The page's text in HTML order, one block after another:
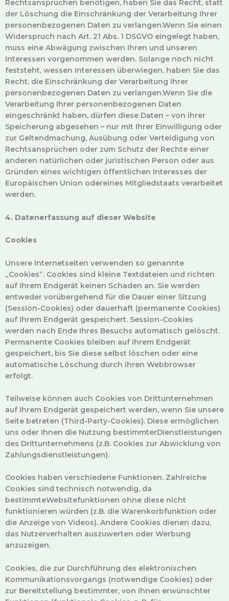
Rechtsansprüchen benötigen, haben Sie das Recht, statt
der Löschung die Einschränkung der Verarbeitung Ihrer
personenbezogenen Daten zu verlangen.Wenn Sie einen
Widerspruch nach Art. 21 Abs. 1 DSGVO eingelegt haben,
muss eine Abwägung zwischen Ihren und unseren
Interessen vorgenommen werden. Solange noch nicht
feststeht, wessen Interessen überwiegen, haben Sie das
Recht, die Einschränkung der Verarbeitung Ihrer
personenbezogenen Daten zu verlangen.Wenn Sie die
Verarbeitung Ihrer personenbezogenen Daten
eingeschränkt haben, dürfen diese Daten – von ihrer
Speicherung abgesehen – nur mit Ihrer Einwilligung oder
zur Geltendmachung, Ausübung oder Verteidigung von
Rechtsansprüchen oder zum Schutz der Rechte einer
anderen natürlichen oder juristischen Person oder aus
Gründen eines wichtigen öffentlichen Interesses der
Europäischen Union odereines Mitgliedstaats verarbeitet
werden.
4. Datenerfassung auf dieser Website
Cookies
Unsere Internetseiten verwenden so genannte
„Cookies“. Cookies sind kleine Textdateien und richten
auf Ihrem Endgerät keinen Schaden an. Sie werden
entweder vorübergehend für die Dauer einer Sitzung
(Session-Cookies) oder dauerhaft (permanente Cookies)
auf Ihrem Endgerät gespeichert. Session-Cookies
werden nach Ende Ihres Besuchs automatisch gelöscht.
Permanente Cookies bleiben auf Ihrem Endgerät
gespeichert, bis Sie diese selbst löschen oder eine
automatische Löschung durch Ihren Webbrowser
erfolgt.
Teilweise können auch Cookies von Drittunternehmen
auf Ihrem Endgerät gespeichert werden, wenn Sie unsere
Seite betreten (Third-Party-Cookies). Diese ermöglichen
uns oder Ihnen die Nutzung bestimmterDienstleistungen
des Drittunternehmens (z.B. Cookies zur Abwicklung von
Zahlungsdienstleistungen).
Cookies haben verschiedene Funktionen. Zahlreiche
Cookies sind technisch notwendig, da
bestimmteWebsitefunktionen ohne diese nicht
funktionieren würden (z.B. die Warenkorbfunktion oder
die Anzeige von Videos). Andere Cookies dienen dazu,
das Nutzerverhalten auszuwerten oder Werbung
anzuzeigen.
Cookies, die zur Durchführung des elektronischen
Kommunikationsvorgangs (notwendige Cookies) oder
zur Bereitstellung bestimmter, von Ihnen erwünschter